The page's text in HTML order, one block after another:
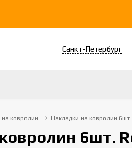
Санкт-Петербург
на ковролин Накладки на ковролин
6шт.